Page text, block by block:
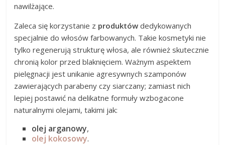
nawilżające.
Zaleca się korzystanie z produktów dedykowanych
specjalnie do włosów farbowanych. Takie kosmetyki nie
tylko regenerują strukturę włosa, ale również skutecznie
chronią kolor przed blaknięciem. Ważnym aspektem
pielęgnacji jest unikanie agresywnych szamponów
zawierających parabeny czy siarczany; zamiast nich
lepiej postawić na delikatne formuły wzbogacone
naturalnymi olejami, takimi jak:
olej arganowy,
olej kokosowy.